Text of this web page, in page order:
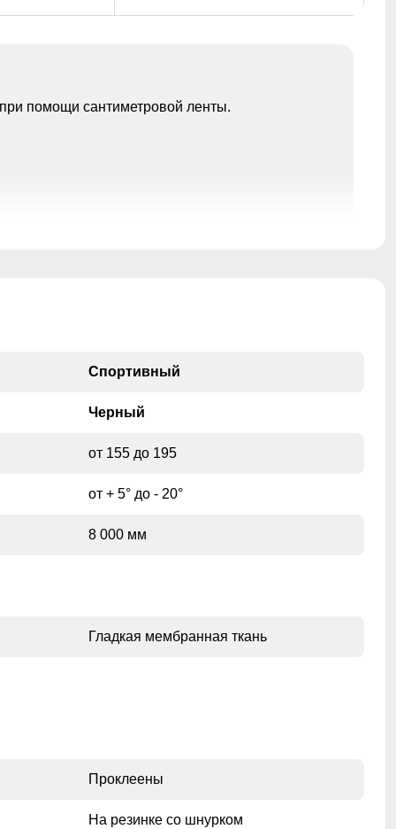
помощи сантиметровой ленты.
Спортивный
Черный
от 155 до 195
от + 5° до - 20°
8 000 мм
Гладкая мембранная ткань
Проклеены
На резинке со шнурком